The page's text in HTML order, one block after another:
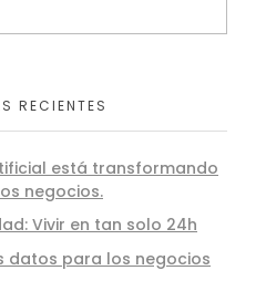
RECIENTES
está transformando
negocios.
Vivir en tan solo 24h
datos para los negocios